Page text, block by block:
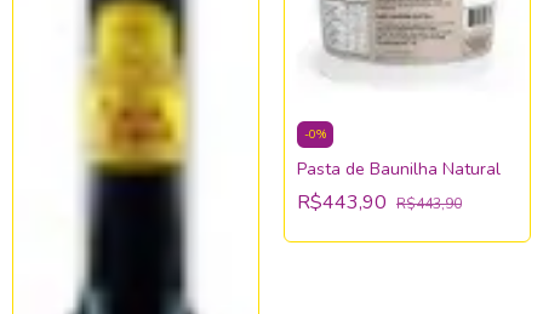
-0%
Pasta de Baunilha Natural
R$443,90 R$443,90